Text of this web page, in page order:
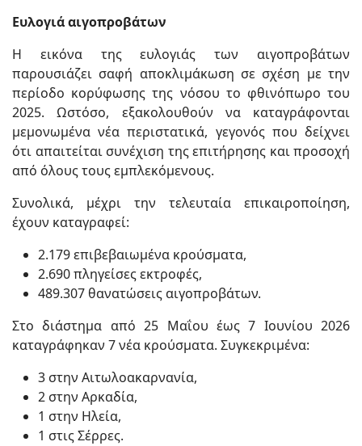
Ευλογιά αιγοπροβάτων
Η εικόνα της ευλογιάς των αιγοπροβάτων
παρουσιάζει σαφή αποκλιμάκωση σε σχέση με την
περίοδο κορύφωσης της νόσου το φθινόπωρο του
2025. Ωστόσο, εξακολουθούν να καταγράφονται
μεμονωμένα νέα περιστατικά, γεγονός που δείχνει
ότι απαιτείται συνέχιση της επιτήρησης και προσοχή
από όλους τους εμπλεκόμενους.
Συνολικά, μέχρι την τελευταία επικαιροποίηση,
έχουν καταγραφεί:
2.179 επιβεβαιωμένα κρούσματα,
2.690 πληγείσες εκτροφές,
489.307 θανατώσεις αιγοπροβάτων.
Στο διάστημα από 25 Μαΐου έως 7 Ιουνίου 2026
καταγράφηκαν 7 νέα κρούσματα. Συγκεκριμένα:
3 στην Αιτωλοακαρνανία,
2 στην Αρκαδία,
1 στην Ηλεία,
1 στις Σέρρες.